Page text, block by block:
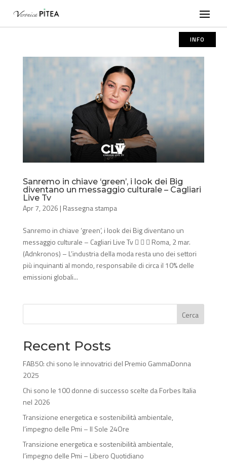
INFO
Sanremo in chiave ‘green’, i look dei Big
diventano un messaggio culturale – Cagliari
Live Tv
Apr 7, 2026 | Rassegna stampa
Sanremo in chiave ‘green’, i look dei Big diventano un
messaggio culturale – Cagliari Live Tv    Roma, 2 mar.
(Adnkronos) – L’industria della moda resta uno dei settori
più inquinanti al mondo, responsabile di circa il 10% delle
emissioni globali...
Cerca
Recent Posts
FAB50: chi sono le innovatrici del Premio GammaDonna
2025
Chi sono le 100 donne di successo scelte da Forbes Italia
nel 2026
Transizione energetica e sostenibilità ambientale,
l’impegno delle Pmi – Il Sole 24Ore
Transizione energetica e sostenibilità ambientale,
l’impegno delle Pmi – Libero Quotidiano